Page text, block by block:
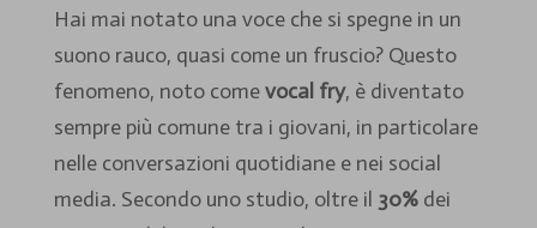
Hai mai notato una voce che si spegne in un
suono rauco, quasi come un fruscio? Questo
fenomeno, noto comevocal fry, è diventato
sempre più comune tra i giovani, in particolare
nelle conversazioni quotidiane e nei social
media. Secondo uno studio, oltre il 30%dei